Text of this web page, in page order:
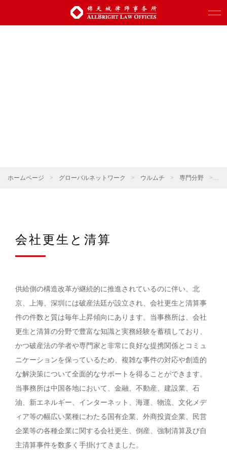
ホームページ > グローバルネットワーク > ウルムチ > 専門分野 >
会社更生と清算
供給側の構造改革が継続的に推進されているのに伴い、北
京、上海、深圳には破産法廷が設立され、会社更生と清算事
件の件数と質は毎年上昇傾向にあります。当事務所は、会社
更生と清算の分野で豊富な知識と実務経験を蓄積しており、
かつ破産法の学者や専門家と非常に良好な提携関係とコミュ
ニケーションを保っているため、複雑な事件の対応や創造的
な解決策について全面的なサポートを得ることができます。
当事務所は中国各地において、金融、不動産、建設業、石
油、新エネルギー、インターネット、海運、物流、文化メデ
ィア等の幅広い業種にわたる国有企業、外商投資企業、民営
企業等の各種企業に関する会社更生、倒産、強制清算及び自
主清算事件を数多く手掛けてきました。